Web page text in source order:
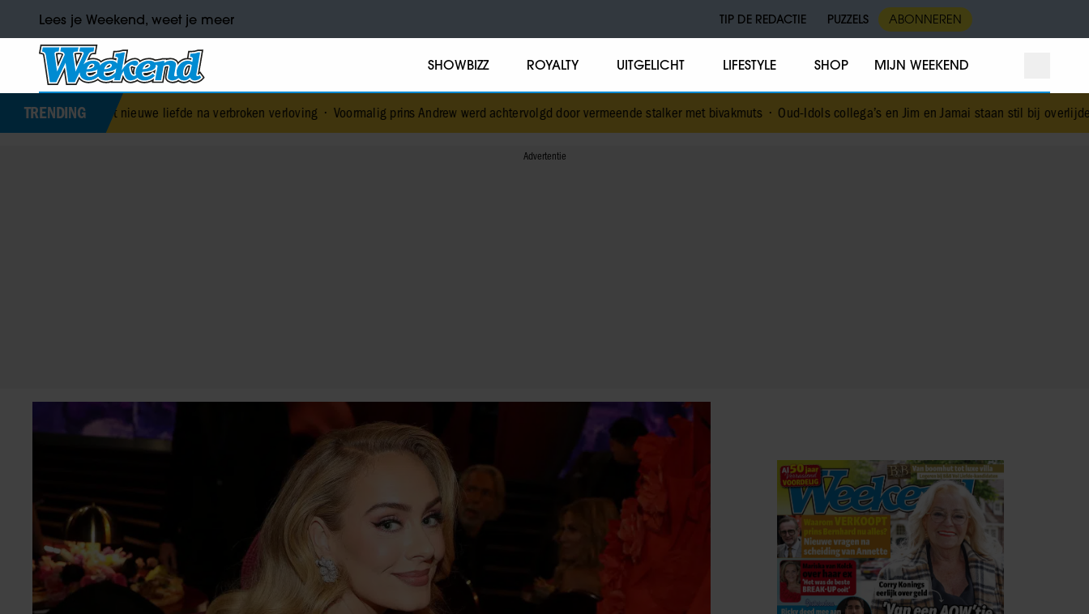
Lees je Weekend, weet je meer TIP DE REDACTIE PUZZELS ABONNEREN
SHOWBIZZ ROYALTY UITGELICHT LIFESTYLE SHOP MIJN WEEKEND
TRENDING
nieuwe liefde na verbroken verloving•Voormalig prins Andrew werd achtervolgd door vermeende stalker met bivakmuts•Oud-Idols collega’s en Jim en Jamai staan stil bij overlijden Jerney